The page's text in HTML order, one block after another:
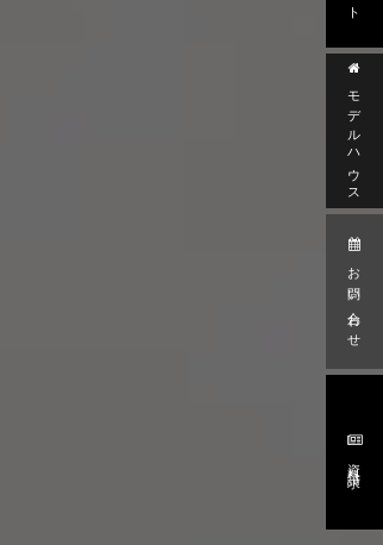
モデルハウス
お問い合わせ
資料請求